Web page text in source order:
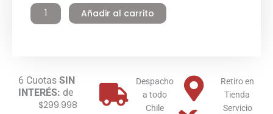
400
litros
cantidad
Añadir al carrito
6 Cuotas SIN
INTERÉS: de
$299.998
Despacho
a todo
Chile
Retiro en
Tienda
Servicio